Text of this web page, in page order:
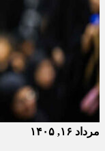
مرداد ۱۶, ۱۴۰۵